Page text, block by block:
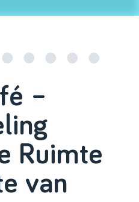
–
Ruimte
van